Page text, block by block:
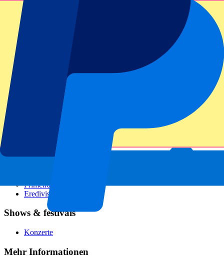
Alle Sportarten
Fußballligen
Champions League
Premier League
Serie A
Primeira Liga
Eredivisie
Shows & festivals
Konzerte
Mehr Informationen